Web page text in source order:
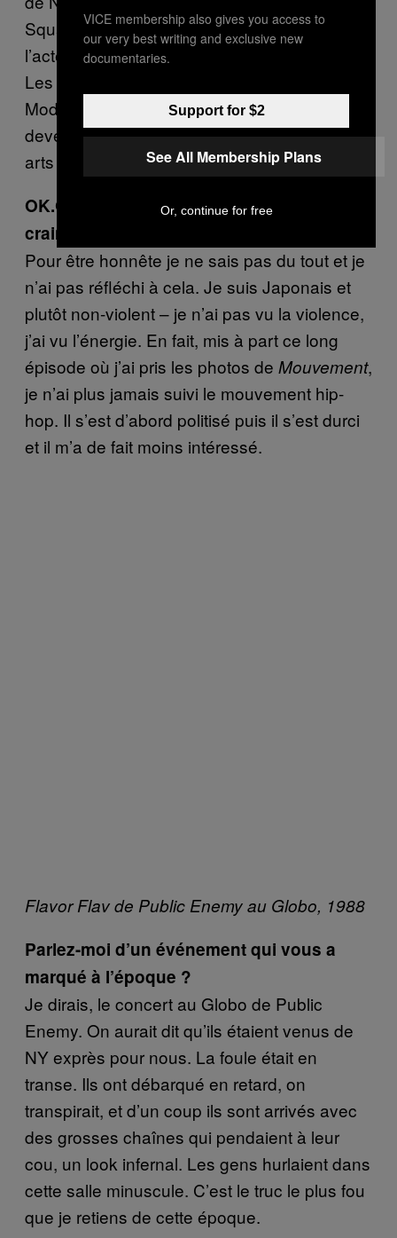
Squat alias Mathias Cassel, le frère de
l’acteur. Moi je fréquentais plutôt les graffeurs.
Les gros noms, c’étaient Jonone, Jay One,
Mode 2, Skki, Meo – ils sont également
devenus célèbres, mais dans le milieu des
arts ou la peinture.
OK.Quels étaient les gangs les plus
craints ?
Pour être honnête je ne sais pas du tout et je
n’ai pas réfléchi à cela. Je suis Japonais et
plutôt non-violent – je n’ai pas vu la violence,
j’ai vu l’énergie. En fait, mis à part ce long
épisode où j’ai pris les photos de Mouvement,
je n’ai plus jamais suivi le mouvement hip-
hop. Il s’est d’abord politisé puis il s’est durci
et il m’a de fait moins intéressé.
Flavor Flav de Public Enemy au Globo, 1988
Parlez-moi d’un événement qui vous a
marqué à l’époque ?
Je dirais, le concert au Globo de Public
Enemy. On aurait dit qu’ils étaient venus de
NY exprès pour nous. La foule était en
transe. Ils ont débarqué en retard, on
transpirait, et d’un coup ils sont arrivés avec
des grosses chaînes qui pendaient à leur
cou, un look infernal. Les gens hurlaient dans
cette salle minuscule. C’est le truc le plus fou
que je retiens de cette époque.
VICE membership also gives you access to
our very best writing and exclusive new
documentaries.
Support for $2
See All Membership Plans
Or, continue for free